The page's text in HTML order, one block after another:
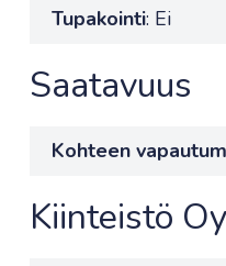
Tupakointi: Ei
Saatavuus
Kohteen
Kiinteistö